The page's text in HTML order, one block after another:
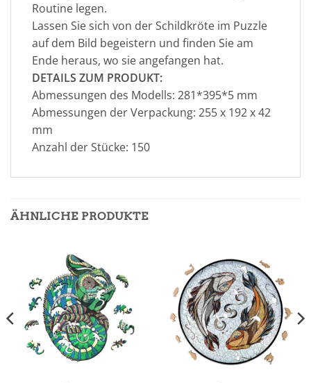
Routine legen.
Lassen Sie sich von der Schildkröte im Puzzle
auf dem Bild begeistern und finden Sie am
Ende heraus, wo sie angefangen hat.
DETAILS ZUM PRODUKT:
Abmessungen des Modells: 281*395*5 mm
Abmessungen der Verpackung: 255 x 192 x 42
mm
Anzahl der Stücke: 150
ÄHNLICHE PRODUKTE